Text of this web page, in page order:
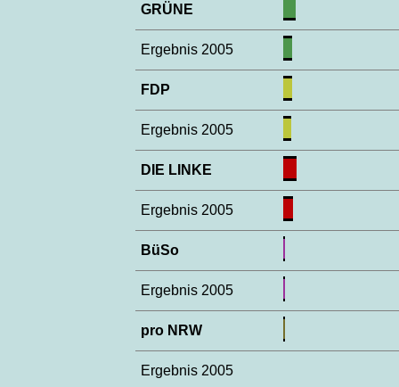
GRÜNE
Ergebnis 2005
FDP
Ergebnis 2005
DIE LINKE
Ergebnis 2005
BüSo
Ergebnis 2005
pro NRW
Ergebnis 2005